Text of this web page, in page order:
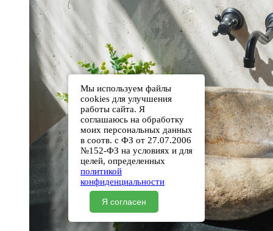
Мы используем файлы
cookies для улучшения
работы сайта. Я
соглашаюсь на обработку
моих персональных данных
в соотв. с ФЗ от 27.07.2006
№152-ФЗ на условиях и для
целей, определенных
политикой
конфиденциальности
Я согласен